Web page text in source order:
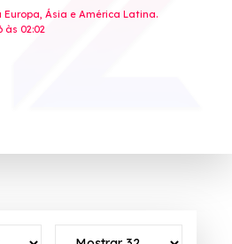
Ásia e América Latina.
02:02